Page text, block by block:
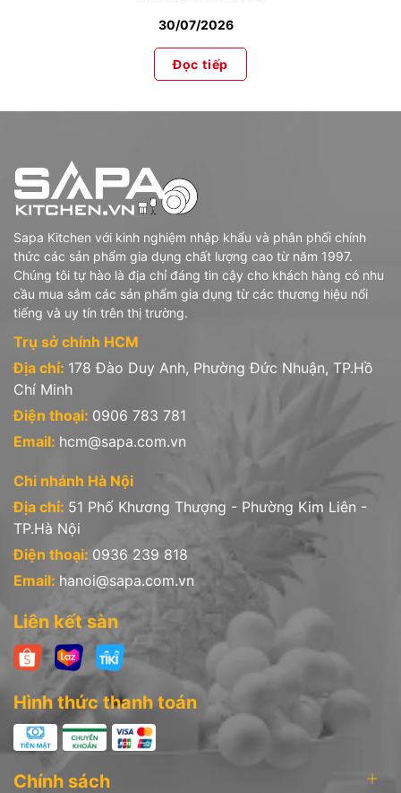
30/07/2026
Đọc tiếp
Sapa Kitchen với kinh nghiệm nhập khẩu và phân phối chính
thức các sản phẩm gia dụng chất lượng cao từ năm 1997.
Chúng tôi tự hào là địa chỉ đáng tin cậy cho khách hàng có nhu
cầu mua sắm các sản phẩm gia dụng từ các thương hiệu nổi
tiếng và uy tín trên thị trường.
Trụ sở chính HCM
Địa chỉ: 178 Đào Duy Anh, Phường Đức Nhuận, TP.Hồ
Chí Minh
Điện thoại: 0906 783 781
Email: hcm@sapa.com.vn
Chi nhánh Hà Nội
Địa chỉ: 51 Phố Khương Thượng - Phường Kim Liên -
TP.Hà Nội
Điện thoại: 0936 239 818
Email: hanoi@sapa.com.vn
Liên kết sàn
Hình thức thanh toán
Chính sách